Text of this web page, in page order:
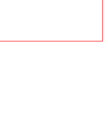
川では、カヌーやSUPなどのア
、沈下橋として有名な「佐田沈
正から車で約10分の距離にあり